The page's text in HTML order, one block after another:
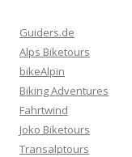
Guiders.de
Alps Biketours
bikeAlpin
Biking Adventures
Fahrtwind
Joko Biketours
Transalptours